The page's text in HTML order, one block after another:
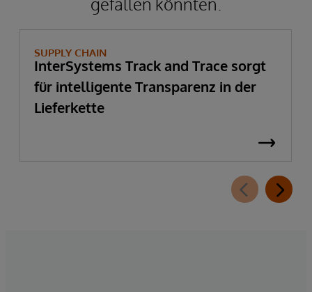
SUPPLY CHAIN
InterSystems Track and Trace sorgt
für intelligente Transparenz in der
Lieferkette